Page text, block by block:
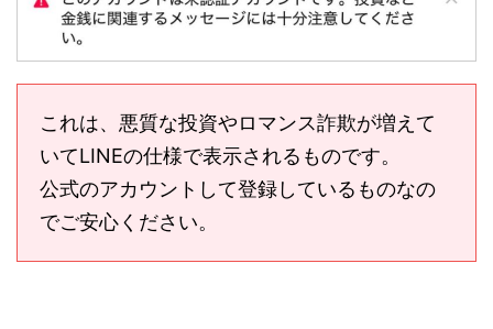
これは、悪質な投資やロマンス詐欺が増えて
いてLINEの仕様で表示されるものです。
公式のアカウントして登録しているものなの
でご安心ください。